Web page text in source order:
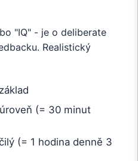
"IQ" - je o deliberate
Realistický
(= 30 minut
(= 1 hodina denně 3